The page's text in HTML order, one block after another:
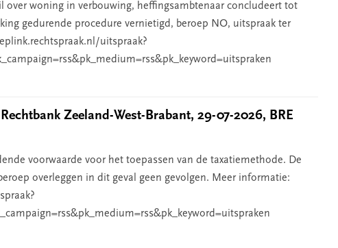
over woning in verbouwing, heffingsambtenaar concludeert tot
gedurende procedure vernietigd, beroep NO, uitspraak ter
uitspraak?
Zeeland-West-Brabant, 29-07-2026, BRE
voorwaarde voor het toepassen van de taxatiemethode. De
overleggen in dit geval geen gevolgen. Meer informatie: